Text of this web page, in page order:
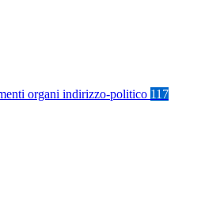
organi indirizzo-politico 117